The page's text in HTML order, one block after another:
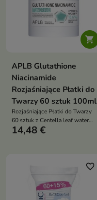

APLB Glutathione
Niacinamide
Rozjaśniające Płatki do
Twarzy 60 sztuk 100ml
Rozjaśniające Płatki do Twarzy
60 sztuk z Centella leaf water
13,1%, 1000 ppm niacynamidu i
14,48 €
favorite_border